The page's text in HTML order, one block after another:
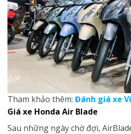
Tham khảo thêm: Đánh giá xe
Giá xe Honda Air Blade
Sau những ngày chờ đợi,